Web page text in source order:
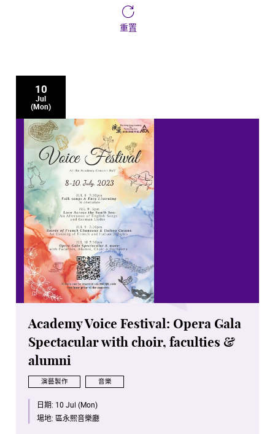
重置
10
Jul
(Mon)
Academy Voice Festival: Opera Gala
Spectacular with choir, faculties &
alumni
演藝製作 音樂
日期: 10 Jul (Mon)
場地: 區永熙音樂廳